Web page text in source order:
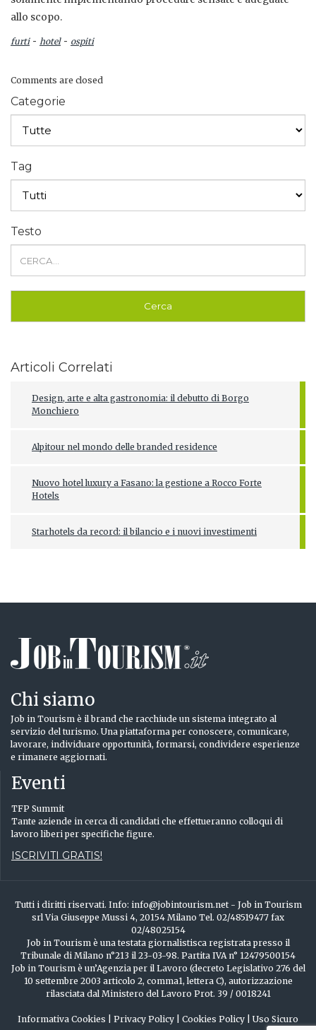
allo scopo.
furti- hotel- ospiti
Comments are closed
Categorie
Tag
Testo
Articoli Correlati
Design, arte e alta gastronomia: il debutto di Borgo
Monchiero
Alpitour nel mondo delle branded residence
Nuovo hotel luxury a Fasano: la gestione a Rocco Forte
Hotels
Starhotels da record: il bilancio e i nuovi investimenti
Chi siamo
Job in Tourism è il brand che racchiude un sistema integrato al
servizio del turismo. Una piattaforma per conoscere, comunicare,
lavorare, individuare opportunità, formarsi, condividere esperienze
e rimanere aggiornati.
Eventi
TFP Summit
Tante aziende in cerca di candidati che effettueranno colloqui di
lavoro liberi per specifiche figure.
ISCRIVITI GRATIS!
Tutti i diritti riservati. Info: info@jobintourism.net - Job in Tourism
srl Via Giuseppe Mussi 4, 20154 Milano Tel. 02/48519477 fax
02/48025154
Job in Tourism è una testata giornalistisca registrata presso il
Tribunale di Milano n°213 il 23-03-98. Partita IVA n° 12479500154
Job in Tourism è un’Agenzia per il Lavoro (decreto Legislativo 276 del
10 settembre 2003 articolo 2, comma1, lettera C), autorizzazione
rilasciata dal Ministero del Lavoro Prot. 39 / 0018241
Informativa Cookies Privacy Policy Cookies Policy Uso Sicuro